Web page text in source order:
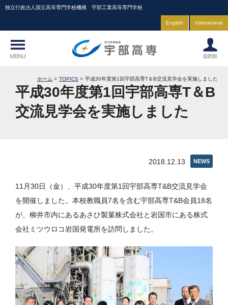
独立行政法人国立高等専門学校機構 宇部工業高等専門学校
English Vietnamese
ホーム TOPICS 平成30年度第1回宇部高専T＆B交流見学会を実施しました
平成30年度第1回宇部高専T＆B
交流見学会を実施しました
NEWS
2018.12.13
11月30日（金）、平成30年度第1回宇部高専T&B交流見学会
を開催しました。本校教職員7名を含む宇部高専T&B会員18名
が、柳井市内にあるあさひ製菓株式会社と岩国市にある株式
会社ミツウロコ岩国発電所を訪問しました。